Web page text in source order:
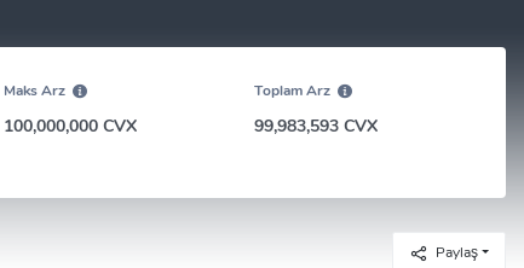
Maks Arz
100,000,000 CVX
Toplam Arz
99,983,593 CVX
Paylaş